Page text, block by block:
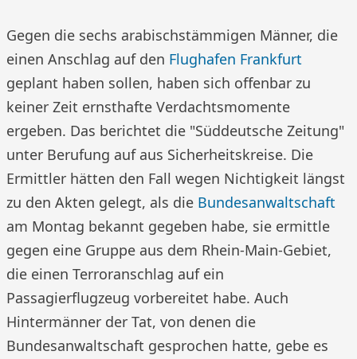
Gegen die sechs arabischstämmigen Männer, die
einen Anschlag auf den Flughafen Frankfurt
geplant haben sollen, haben sich offenbar zu
keiner Zeit ernsthafte Verdachtsmomente
ergeben. Das berichtet die "Süddeutsche Zeitung"
unter Berufung auf aus Sicherheitskreise. Die
Ermittler hätten den Fall wegen Nichtigkeit längst
zu den Akten gelegt, als die Bundesanwaltschaft
am Montag bekannt gegeben habe, sie ermittle
gegen eine Gruppe aus dem Rhein-Main-Gebiet,
die einen Terroranschlag auf ein
Passagierflugzeug vorbereitet habe. Auch
Hintermänner der Tat, von denen die
Bundesanwaltschaft gesprochen hatte, gebe es